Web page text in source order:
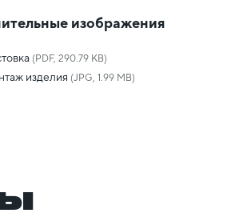
изображения
(PDF, 290.79 KB)
изделия (JPG, 1.99 MB)